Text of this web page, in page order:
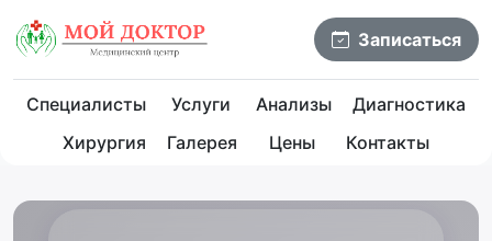
Записаться
Специалисты Услуги Анализы
Диагностика
Хирургия
Галерея Цены Контакты